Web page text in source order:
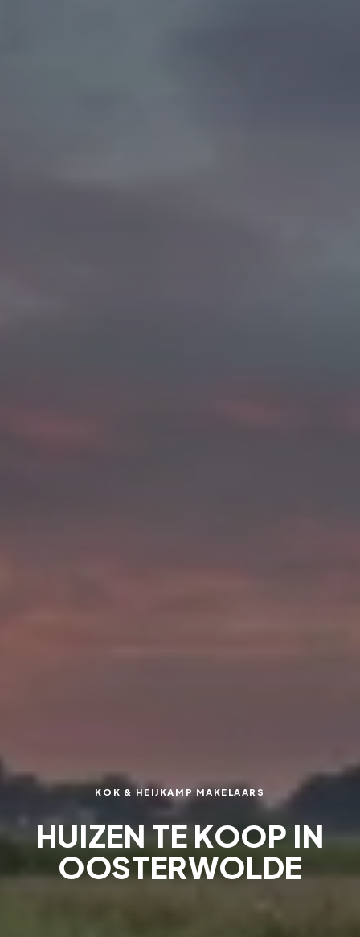
KOK & HEIJKAMP MAKELAARS
HUIZEN TE KOOP IN
OOSTERWOLDE